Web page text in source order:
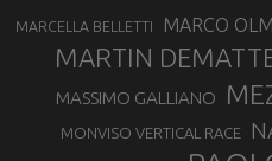
MARCELLA BELLETTI MARCO
MARTIN
MASSIMO GALLIANO
MONVISO VERTICAL RACE